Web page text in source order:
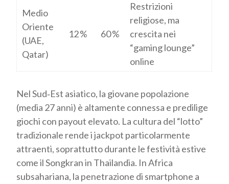
Medio
Oriente
(UAE,
Qatar)
12 % 60 %
Restrizioni
religiose, ma
crescita nei
“gaming lounge”
online
Nel Sud‑Est asiatico, la giovane popolazione
(media 27 anni) è altamente connessa e predilige
giochi con payout elevato. La cultura del “lotto”
tradizionale rende i jackpot particolarmente
attraenti, soprattutto durante le festività estive
come il Songkran in Thailandia. In Africa
subsahariana, la penetrazione di smartphone a